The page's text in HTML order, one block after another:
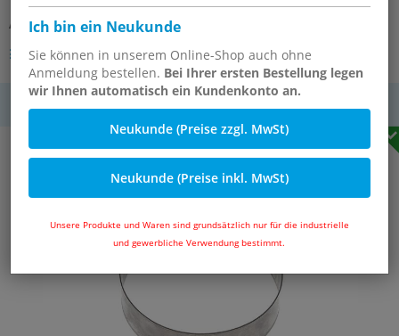
Ich bin ein Neukunde
Sie können in unserem Online-Shop auch ohne
Anmeldung bestellen. Bei Ihrer ersten Bestellung legen
wir Ihnen automatisch ein Kundenkonto an.
Neukunde (Preise zzgl. MwSt)
Neukunde (Preise inkl. MwSt)
Unsere Produkte und Waren sind grundsätzlich nur für die industrielle
und gewerbliche Verwendung bestimmt.
Artikelnummer: SSB 91 ES E
Andere Varianten des Artikels
MwSt.